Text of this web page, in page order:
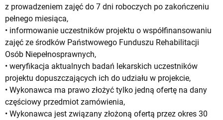
z prowadzeniem zajęć do 7 dni roboczych po zakończeniu
pełnego miesiąca,
• informowanie uczestników projektu o współfinansowaniu
zajęć ze środków Państwowego Funduszu Rehabilitacji
Osób Niepełnosprawnych,
• weryfikacja aktualnych badań lekarskich uczestników
projektu dopuszczających ich do udziału w projekcie,
• Wykonawca ma prawo złożyć tylko jedną ofertę na dany
częściowy przedmiot zamówienia,
• Wykonawca jest związany złożoną ofertą przez okres 30